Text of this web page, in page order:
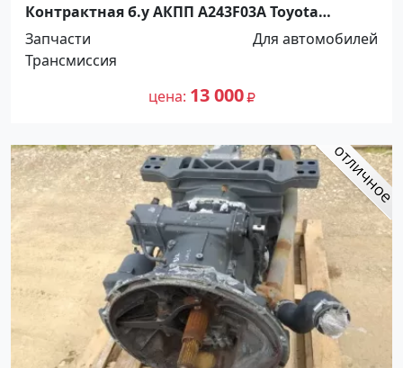
Контрактная б.у АКПП A243F03A Toyota
Краснодар
Запчасти
Для автомобилей
Трансмиссия
цена 13 000